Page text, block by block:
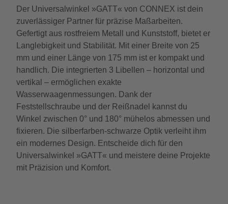
Der Universalwinkel »GATT« von CONNEX ist dein
zuverlässiger Partner für präzise Maßarbeiten.
Gefertigt aus rostfreiem Metall und Kunststoff, bietet er
Langlebigkeit und Stabilität. Mit einer Breite von 25
mm und einer Länge von 175 mm ist er kompakt und
handlich. Die integrierten 3 Libellen – horizontal und
vertikal – ermöglichen exakte
Wasserwaagenmessungen. Dank der
Feststellschraube und der Reißnadel kannst du
Winkel zwischen 0° und 180° mühelos abmessen und
fixieren. Die silberfarben-schwarze Optik verleiht ihm
ein modernes Design. Entscheide dich für den
Universalwinkel »GATT« und meistere deine Projekte
mit Präzision und Komfort.